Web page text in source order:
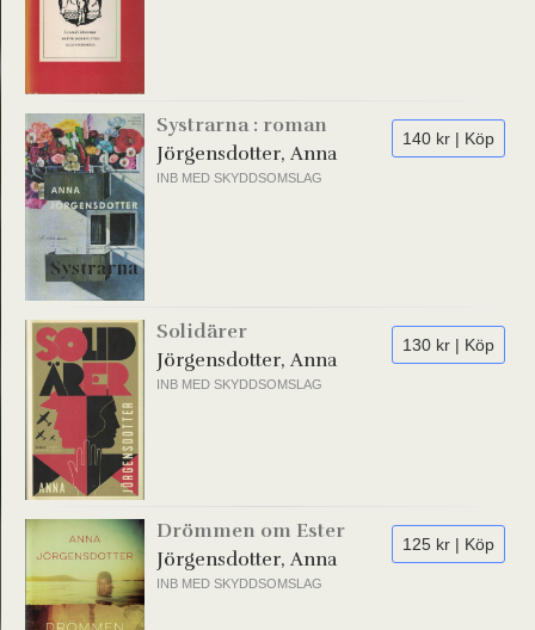
140 kr | Köp
Systrarna : roman
Jörgensdotter, Anna
INB MED SKYDDSOMSLAG
130 kr | Köp
Solidärer
Jörgensdotter, Anna
INB MED SKYDDSOMSLAG
125 kr | Köp
Drömmen om Ester
Jörgensdotter, Anna
INB MED SKYDDSOMSLAG